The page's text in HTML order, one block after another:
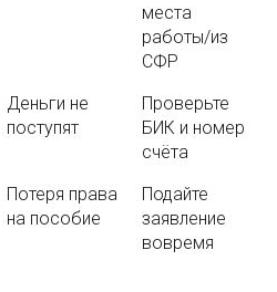
места
работы/из
СФР
Деньги не
поступят
Проверьте
БИК и номер
счёта
Потеря права
на пособие
Подайте
заявление
вовремя